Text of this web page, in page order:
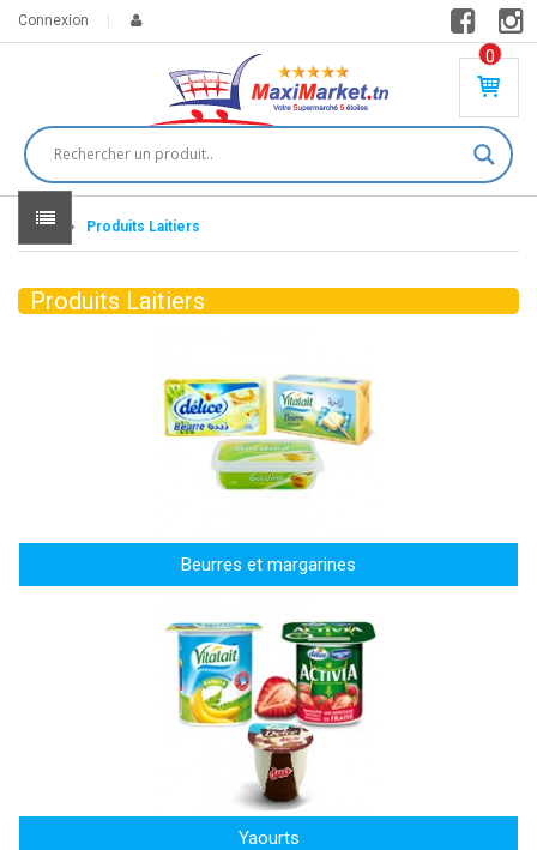
Connexion
0
PR
DU
IT(
S)
0
DT
Home Produits Laitiers
Produits Laitiers
Beurres et margarines
Yaourts